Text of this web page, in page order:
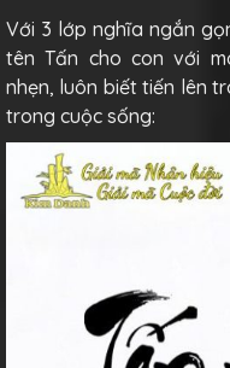
Với 3 lớp nghĩa ngắn
tên Tấn cho con với
nhẹn, luôn biết tiến lên
trong cuộc sống: